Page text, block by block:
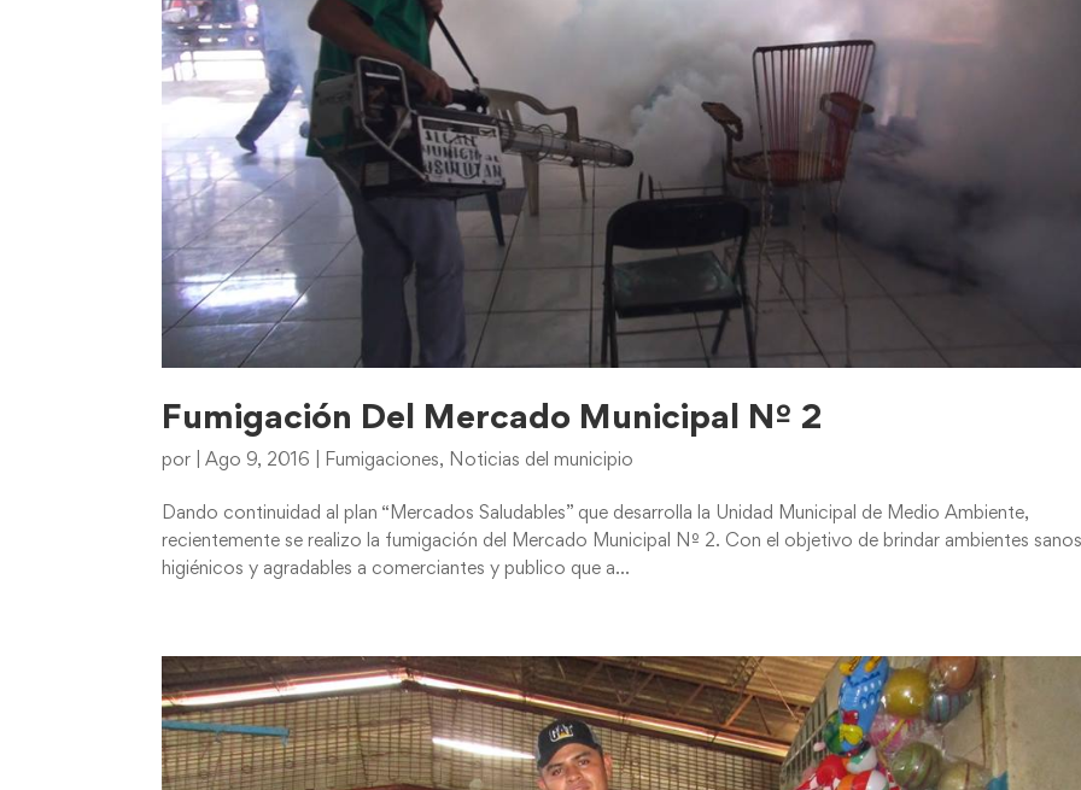
Fumigación Del Mercado Municipal Nº 2
por |Ago 9, 2016 Fumigaciones, Noticias del municipio
Dando continuidad al plan “Mercados Saludables” que desarrolla la Unidad Municipal de Medio Ambiente,
recientemente se realizo la fumigación del Mercado Municipal Nº 2. Con el objetivo de brindar ambientes
higiénicos y agradables a comerciantes y publico que a...